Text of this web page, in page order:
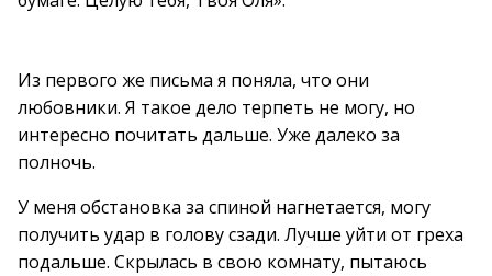
Из первого же письма я поняла, что они
любовники. Я такое дело терпеть не могу, но
интересно почитать дальше. Уже далеко за
полночь.
У меня обстановка за спиной нагнетается, могу
получить удар в голову сзади. Лучше уйти от греха
подальше. Скрылась в свою комнату, пытаюсь